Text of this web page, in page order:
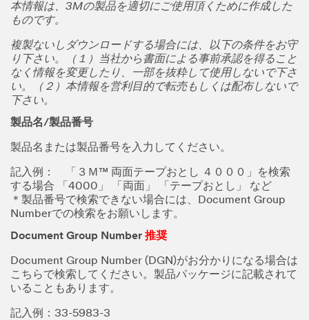
本情報は、3Mの製品を適切にご使用頂くために作成した
ものです。
複製ないしダウンロードする場合には、以下の条件をお守
り下さい。（１）当社から書面による事前承認を得ること
なく情報を変更したり、一部を抜粋して使用しないで下さ
い。（２）本情報を営利目的で転売もしくは配布しないで
下さい。
製品名/製品番号
製品名または製品番号を入力してください。
記入例： 「３Ｍ™ 両面テープおとし ４０００」を検索
する場合 「4000」 「両面」 「テープおとし」 など
＊製品番号で検索できない場合には、Document Group
Numberでの検索をお願いします。
Document Group Number 推奨
Document Group Number (DGN)がお分かりになる場合は
こちらで検索してください。製品パッケージに記載されて
いることもあります。
記入例：33-5983-3